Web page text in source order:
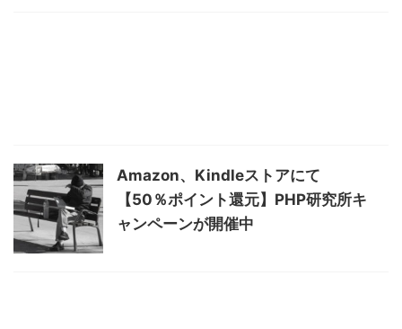
Amazon、Kindleストアにて
【50％ポイント還元】PHP研究所キ
ャンペーンが開催中